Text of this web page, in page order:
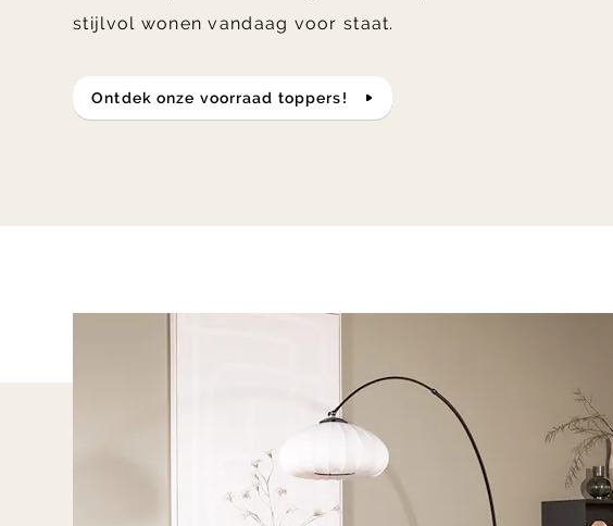
stijlvol wonen vandaag voor staat.
Ontdek onze voorraad toppers!